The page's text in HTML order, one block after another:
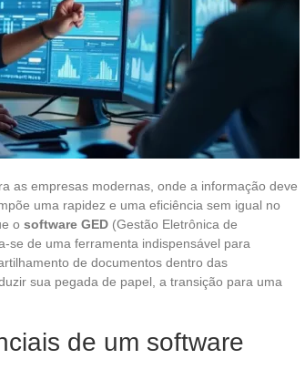
as empresas modernas, onde a informação deve
uma rapidez e uma eficiência sem igual no
o software GED (Gestão Eletrônica de
se de uma ferramenta indispensável para
de documentos dentro das
sua pegada de papel, a transição para uma
de um software